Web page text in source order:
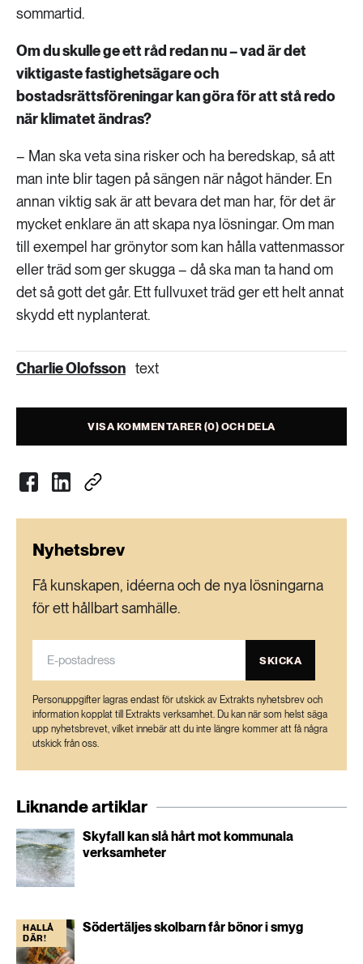
sommartid.
Om du skulle ge ett råd redan nu – vad är det
viktigaste fastighetsägare och
bostadsrättsföreningar kan göra för att stå redo
när klimatet ändras?
– Man ska veta sina risker och ha beredskap, så att
man inte blir tagen på sängen när något händer. En
annan viktig sak är att bevara det man har, för det är
mycket enklare än att skapa nya lösningar. Om man
till exempel har grönytor som kan hålla vattenmassor
eller träd som ger skugga – då ska man ta hand om
det så gott det går. Ett fullvuxet träd ger ett helt annat
skydd ett nyplanterat.
Charlie Olofsson text
VISA KOMMENTARER (0) OCH DELA
Nyhetsbrev
Få kunskapen, idéerna och de nya lösningarna
för ett hållbart samhälle.
SKICKA
Personuppgifter lagras endast för utskick av Extrakts nyhetsbrev och
information kopplat till Extrakts verksamhet. Du kan när som helst säga
upp nyhetsbrevet, vilket innebär att du inte längre kommer att få några
utskick från oss.
Liknande artiklar
Skyfall kan slå hårt mot kommunala
verksamheter
HALLÅ
DÄR!
Södertäljes skolbarn får bönor i smyg